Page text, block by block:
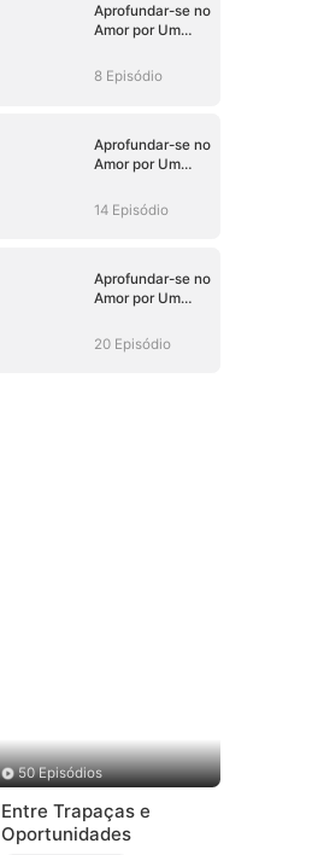
Aprofundar-se no
Amor por Um
Terno
8 Episódio
Aprofundar-se no
Amor por Um
Terno
14 Episódio
Aprofundar-se no
Amor por Um
Terno
20 Episódio
50 Episódios
Entre Trapaças e
Oportunidades